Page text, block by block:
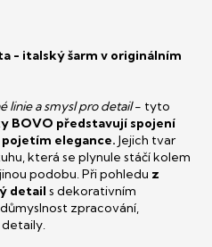
- italský šarm v originálním
linie a smysl pro detail- tyto
BOVO představují spojení
elegance. Jejich tvar
která se plynule stáčí kolem
podobu. Při pohledu z
detail s dekorativním
zpracování,